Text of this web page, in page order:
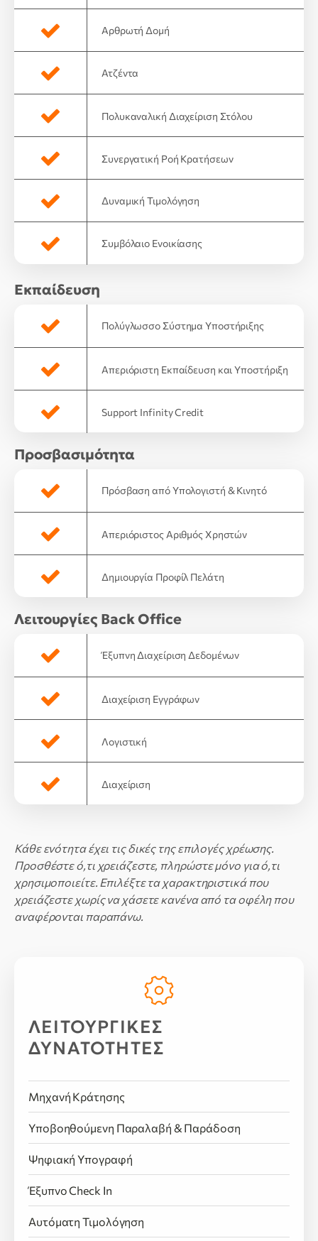
Αρθρωτή Δομή
Ατζέντα
Πολυκαναλική Διαχείριση Στόλου
Συνεργατική Ροή Κρατήσεων
Δυναμική Τιμολόγηση
Συμβόλαιο Ενοικίασης
Εκπαίδευση
Πολύγλωσσο Σύστημα Υποστήριξης
Απεριόριστη Εκπαίδευση και Υποστήριξη
Support Infinity Credit
Προσβασιμότητα
Πρόσβαση από Υπολογιστή & Κινητό
Απεριόριστος Αριθμός Χρηστών
Δημιουργία Προφίλ Πελάτη
Λειτουργίες Back Office
Έξυπνη Διαχείριση Δεδομένων
Διαχείριση Eγγράφων
Λογιστική
Διαχείριση
Κάθε ενότητα έχει τις δικές της επιλογές χρέωσης.
Προσθέστε ό,τι χρειάζεστε, πληρώστε μόνο για ό,τι
χρησιμοποιείτε. Επιλέξτε τα χαρακτηριστικά που
χρειάζεστε χωρίς να χάσετε κανένα από τα οφέλη που
αναφέρονται παραπάνω.
ΛΕΙΤΟΥΡΓΙΚΕΣ
ΔΥΝΑΤΟΤΗΤΕΣ
Μηχανή Κράτησης
Υποβοηθούμενη Παραλαβή & Παράδοση
Ψηφιακή Υπογραφή
Έξυπνο Check In
Αυτόματη Τιμολόγηση